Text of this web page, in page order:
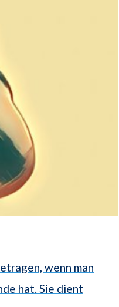
wenn man
hat. Sie dient